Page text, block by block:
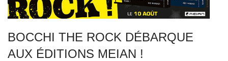
BOCCHI THE ROCK DÉBARQUE
AUX ÉDITIONS MEIAN !